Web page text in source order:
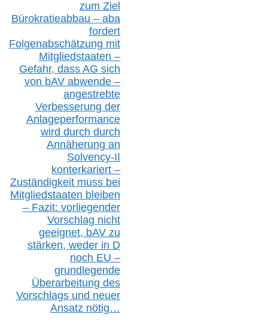
zum Ziel
Bürokratieabbau – aba
fordert
Folgenabschätzung mit
Mitgliedstaaten –
Gefahr, dass AG sich
von bAV abwende –
angestrebte
Verbesserung der
Anlageperformance
wird durch durch
Annäherung an
Solvency-II
konterkariert –
Zuständigkeit muss bei
Mitgliedstaaten bleiben
– Fazit: vorliegender
Vorschlag nicht
geeignet, bAVzu
stärken, weder in D
noch EU –
grundlegende
Überarbeitung des
Vorschlags und neuer
Ansatz nötig…